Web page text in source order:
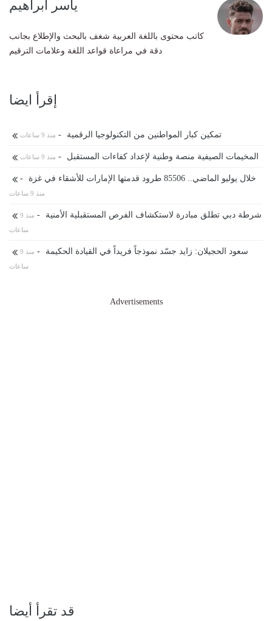
ياسر ابراهيم
كاتب محتوى باللغة العربية شغف بالبحث والإطلاع بجانب
دقة في مراعاة قواعد اللغة وعلامات الترقيم
إقرأ ايضا
تمكين كبار المواطنين من التكنولوجيا الرقمية - منذ 9 ساعات
المخيمات الصيفية منصة وطنية لإعداد كفاءات المستقبل - منذ 9 ساعات
خلال يوليو الماضي.. 85506 طرود قدمتها الإمارات للأشقاء في غزة -
منذ 9 ساعات
شرطة دبي تطلق مبادرة لاستكشاف الفرص المستقبلية الأمنية -
منذ 9
ساعات
سعود الحجيلان: زايد جسّد نموذجاً فريداً في القيادة الحكيمة -
منذ 9
ساعات
Advertisements
قد تقرأ أيضا